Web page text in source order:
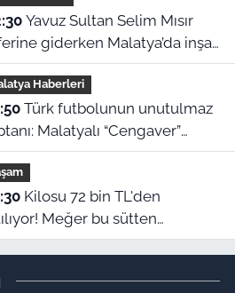
Yavuz Sultan Selim Mısır
giderken Malatya’da inşa
Peki, buranın ismi neden
Haberleri
Türk futbolunun unutulmaz
Malatyalı “Cengaver”
Korkmaz’ın ilham veren
Kilosu 72 bin TL'den
Meğer bu sütten